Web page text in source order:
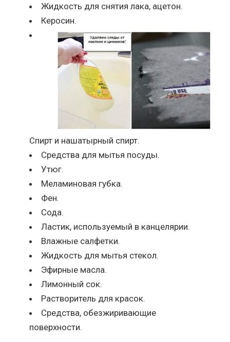
Жидкость для снятия лака, ацетон.
Керосин.
Спирт и нашатырный спирт.
Средства для мытья посуды.
Утюг.
Меламиновая губка.
Фен.
Сода.
Ластик, используемый в канцелярии.
Влажные салфетки.
Жидкость для мытья стекол.
Эфирные масла.
Лимонный сок.
Растворитель для красок.
Средства, обезжиривающие
поверхности.